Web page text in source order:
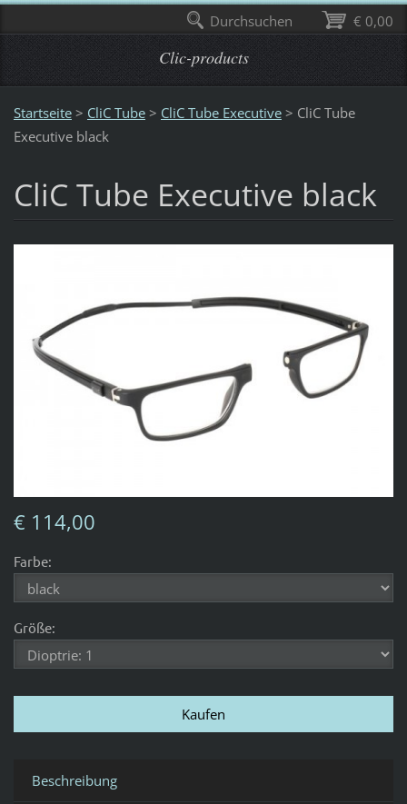
Clic-products
Startseite > CliC Tube > CliC Tube Executive > CliC Tube
Executive black
CliC Tube Executive black
€ 114,00
Farbe:
Größe:
Beschreibung
€ 0,00
Durchsuchen